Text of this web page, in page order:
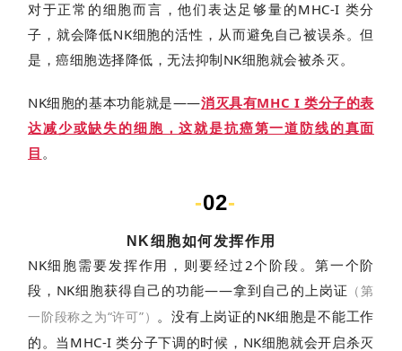
对于正常的细胞而言，他们表达足够量的MHC-I 类分
子，就会降低NK细胞的活性，从而避免自己被误杀。但
是，癌细胞选择降低，无法抑制NK细胞就会被杀灭。
NK细胞的基本功能就是——消灭具有MHC I 类分子的表
达减少或缺失的细胞，这就是抗癌第一道防线的真面
目 。
-02-
NK细胞如何发挥作用
NK细胞需要发挥作用，则要经过2个阶段。第一个阶
段，NK细胞获得自己的功能——拿到自己的上岗证 （第
一阶段称之为“许可”） 。没有上岗证的NK细胞是不能工作
的。当MHC-I 类分子下调的时候，NK细胞就会开启杀灭